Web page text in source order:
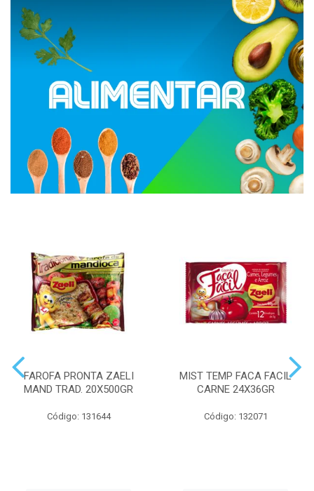
FAROFA PRONTA ZAELI
MAND TRAD. 20X500GR
Código: 131644
MIST TEMP FACA FACIL
CARNE 24X36GR
Código: 132071